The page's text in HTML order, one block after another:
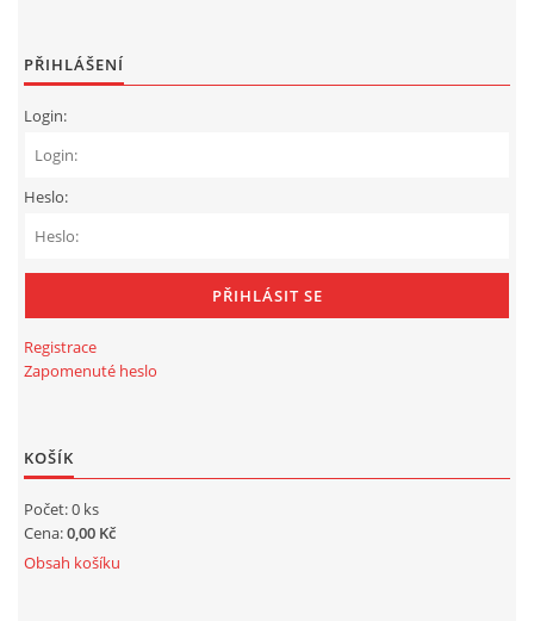
PŘIHLÁŠENÍ
Login:
Heslo:
Registrace
Zapomenuté heslo
KOŠÍK
Počet: 0 ks
Cena:0,00 Kč
Obsah košíku